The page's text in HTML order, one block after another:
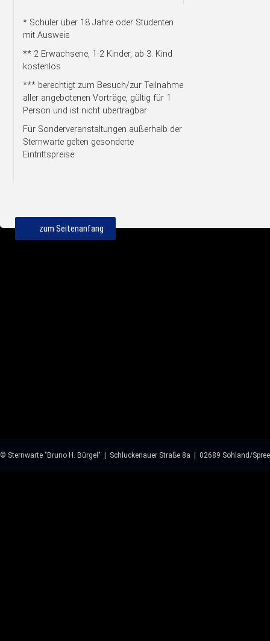
* Schüler über 18 Jahre oder Studenten
mit Ausweis
** 2 Erwachsene, 1-2 Kinder, ab 3. Kind
kostenlos
*** berechtigt zum Besuch/zur Teilnahme
aller angebotenen Vorträge, gültig für 1
Person und ist nicht übertragbar
Für Sonderveranstaltungen außerhalb der
Sternwarte gelten gesonderte
Eintrittspreise.
zum Seitenanfang
© Sternwarte "Bruno H. Bürgel" | Schluckenauer Straße 8a | 02689 Sohland/Spree